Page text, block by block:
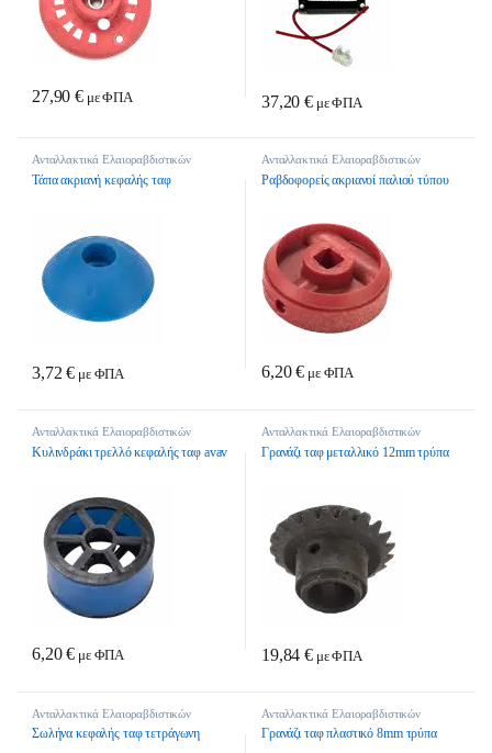
27,90€ με ΦΠΑ 37,20€ με ΦΠΑ
Ανταλλακτικά Ελαιοραβδιστικών
Τάπα ακριανή κεφαλής ταφ
3,72€ με ΦΠΑ
Ανταλλακτικά Ελαιοραβδιστικών
Ραβδοφορείς ακριανοί παλιού τύπου
6,20€ με ΦΠΑ
Ανταλλακτικά Ελαιοραβδιστικών
Κυλινδράκι τρελλό κεφαλής ταφ avav
6,20€ με ΦΠΑ
Ανταλλακτικά Ελαιοραβδιστικών
Γρανάζι ταφ μεταλλικό 12mm τρύπα
19,84€ με ΦΠΑ
Ανταλλακτικά Ελαιοραβδιστικών
Σωλήνα κεφαλής ταφ τετράγωνη
Ανταλλακτικά Ελαιοραβδιστικών
Γρανάζι ταφ πλαστικό 8mm τρύπα